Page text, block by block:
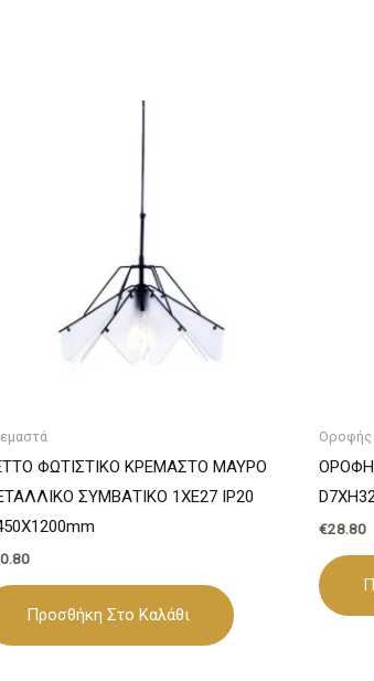
ΦΩΤΙΣΤΙΚΟ ΚΡΕΜΑΣΤΟ ΜΑΥΡΟ
ΣΥΜΒΑΤΙΚΟ 1ΧΕ27 IP20
Προσθήκη Στο Καλάθι
Οροφής
€28.80